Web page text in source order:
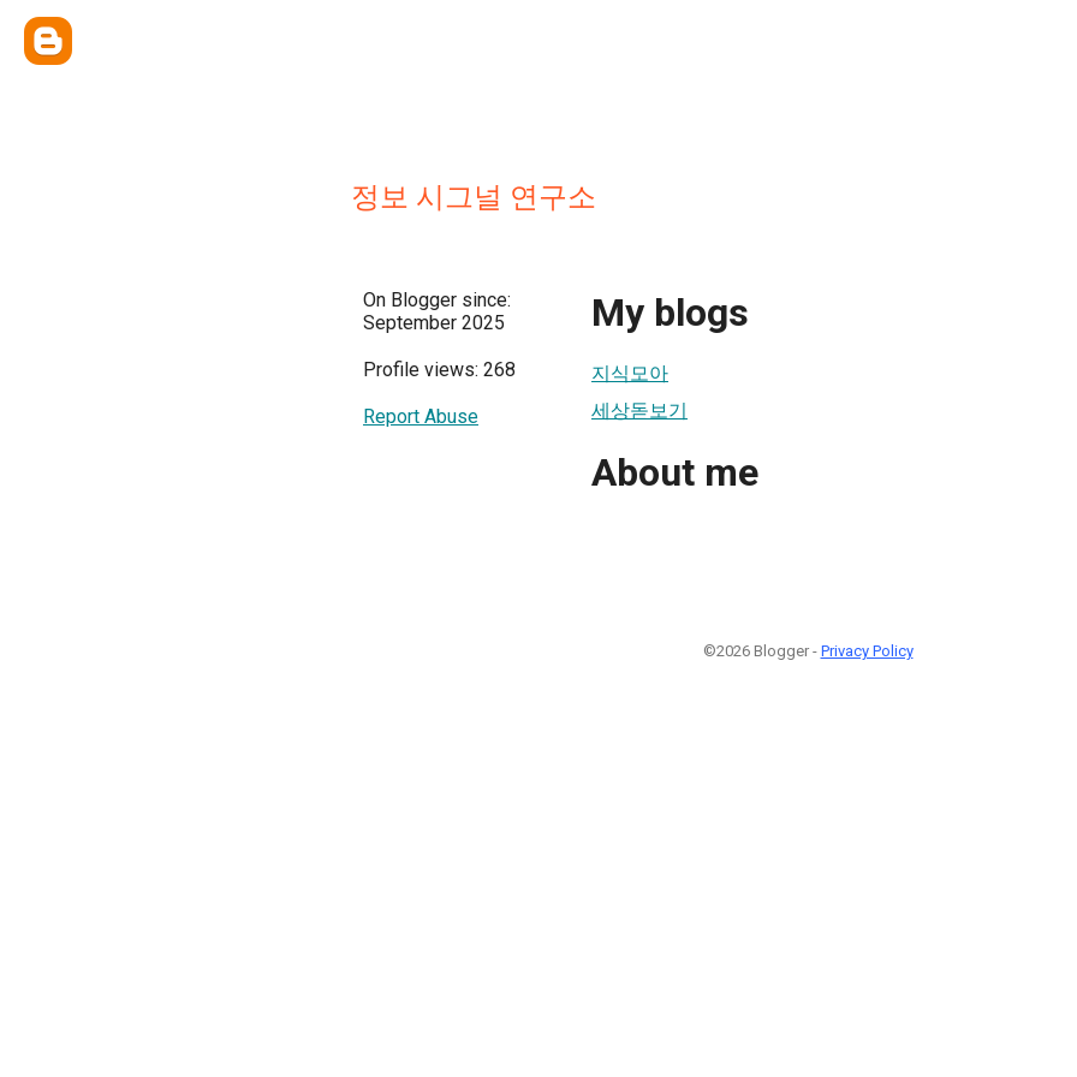
정보 시그널 연구소
On Blogger since:
September 2025
Profile views: 268
Report Abuse
My blogs
지식모아
세상돋보기
About me
©2026 Blogger - Privacy Policy